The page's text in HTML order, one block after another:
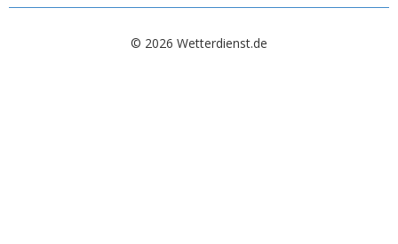
© 2026 Wetterdienst.de